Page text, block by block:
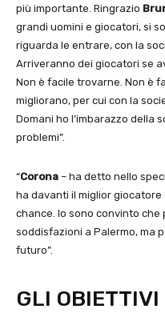
più importante. Ringrazio
grandi uomini e giocatori, si
riguarda le entrare, con la
Arriveranno dei giocatori se
Non è facile trovarne. Non è
migliorano, per cui con la
Domani ho l’imbarazzo della
problemi”.
“Corona – ha detto nello
ha davanti il miglior giocatore
chance. Io sono convinto
soddisfazioni a Palermo, ma
futuro”.
GLI OBIETTIVI